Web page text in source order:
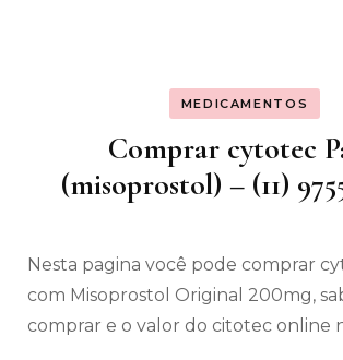
MEDICAMENTOS
Comprar cytotec
(misoprostol) – (11)
Nesta pagina você pode comprar
com Misoprostol Original 200mg,
comprar e o valor do citotec online